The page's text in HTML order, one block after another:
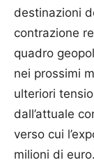
destinazioni
contrazione
quadro
nei prossimi
ulteriori
dall’attuale
verso cui
milioni di